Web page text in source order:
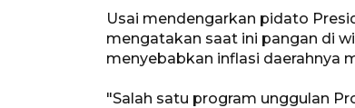
Usai mendengarkan pidato
mengatakan saat ini pangan di
menyebabkan inflasi daerahnya
"Salah satu program unggulan